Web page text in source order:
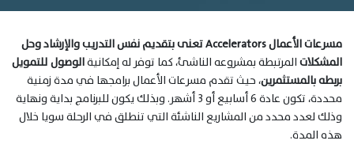
مسرعات الأعمال Accelerators تعنى بتقديم نفس التدريبوالإرشادوحل
المشكلاتالمرتبطة بمشروعه الناشئ، كما توفر له إمكانيةالوصول للتمويل
بربطه بالمستثمرين، حيث تقدم مسرعات الأعمال برامجها في مدة زمنية
محددة، تكون عادة ٦ أسابيع أو ٣ أشهر. وبذلك يكون للبرنامج بداية ونهاية
وذلك لعدد محدد من المشاريع الناشئة التي تنطلق في الرحلة سويا خلال
هذه المدة.